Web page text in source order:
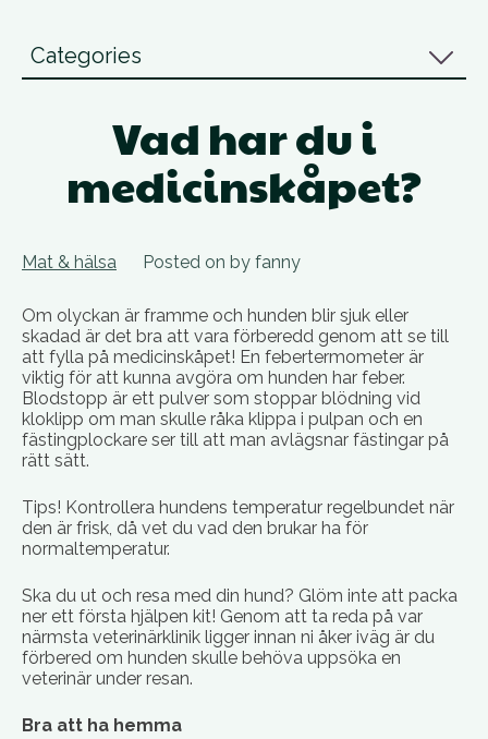
Categories
Vad har du i
medicinskåpet?
Mat & hälsa Posted on by fanny
Om olyckan är framme och hunden blir sjuk eller
skadad är det bra att vara förberedd genom att se till
att fylla på medicinskåpet! En febertermometer är
viktig för att kunna avgöra om hunden har feber.
Blodstopp är ett pulver som stoppar blödning vid
kloklipp om man skulle råka klippa i pulpan och en
fästingplockare ser till att man avlägsnar fästingar på
rätt sätt.
Tips! Kontrollera hundens temperatur regelbundet när
den är frisk, då vet du vad den brukar ha för
normaltemperatur.
Ska du ut och resa med din hund? Glöm inte att packa
ner ett första hjälpen kit! Genom att ta reda på var
närmsta veterinärklinik ligger innan ni åker iväg är du
förbered om hunden skulle behöva uppsöka en
veterinär under resan.
Bra att ha hemma